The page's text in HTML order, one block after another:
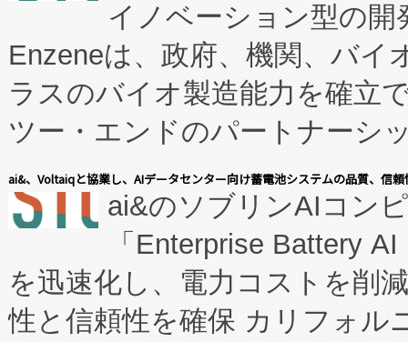
イノベーション型の
Enzeneは、政府、機関、バイ
ラスのバイオ製造能力を確立
ツー・エンドのパートナーシ
表しました。 同社の実績ある
manufacturing™ (FCCM™) プ
たNeXは、バイオ医薬品製造
従来のフェッドバッチ施設の
に、患者やサプライチェーン
ai&、Voltaiqと協業し、AIデータセンター向け蓄電池システムの品質、信
ai&のソブリンAIコン
「Enterprise Battery
を迅速化し、電力コストを削
性と信頼性を確保 カリフォル